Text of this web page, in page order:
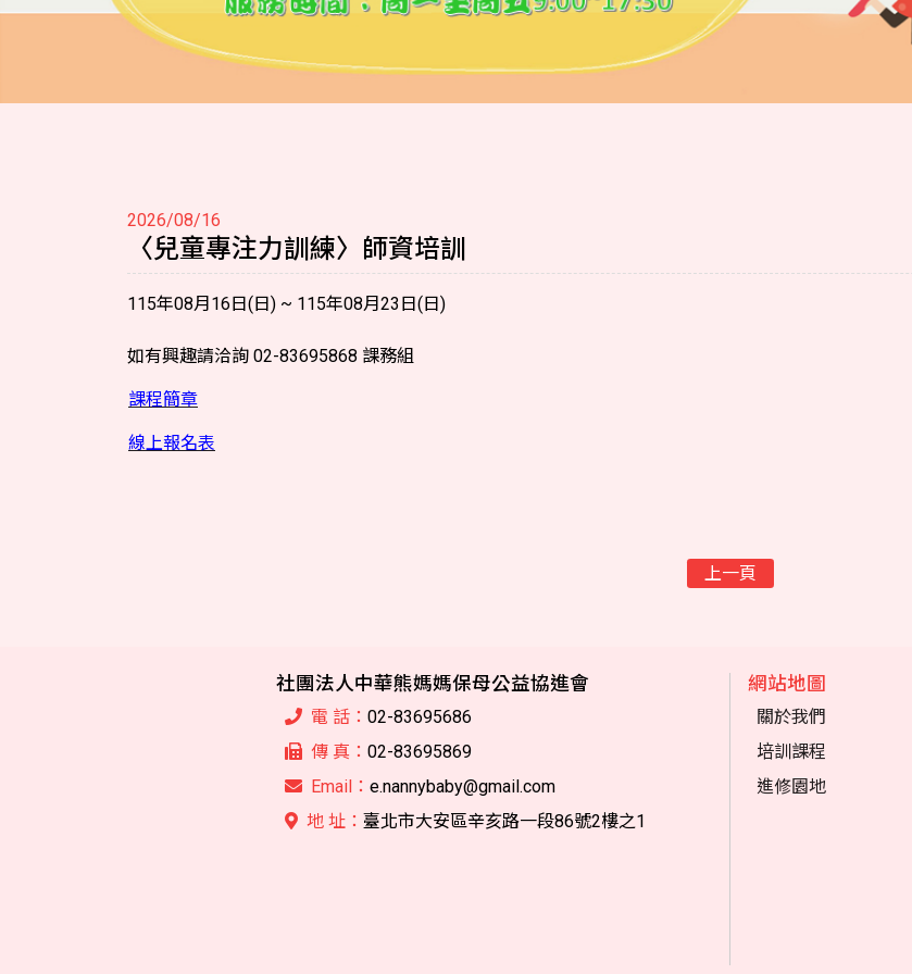
2026/08/16
〈兒童專注力訓練〉師資培訓
115年08月16日(日) ~ 115年08月23日(日)
如有興趣請洽詢 02-83695868 課務組
課程簡章
線上報名表
上一頁
社團法人中華熊媽媽保母公益協進會
電 話： 02-83695686
傳 真： 02-83695869
Email： e.nannybaby@gmail.com
地 址： 臺北市大安區辛亥路一段86號2樓之1
網站地圖
關於我們
培訓課程
進修園地